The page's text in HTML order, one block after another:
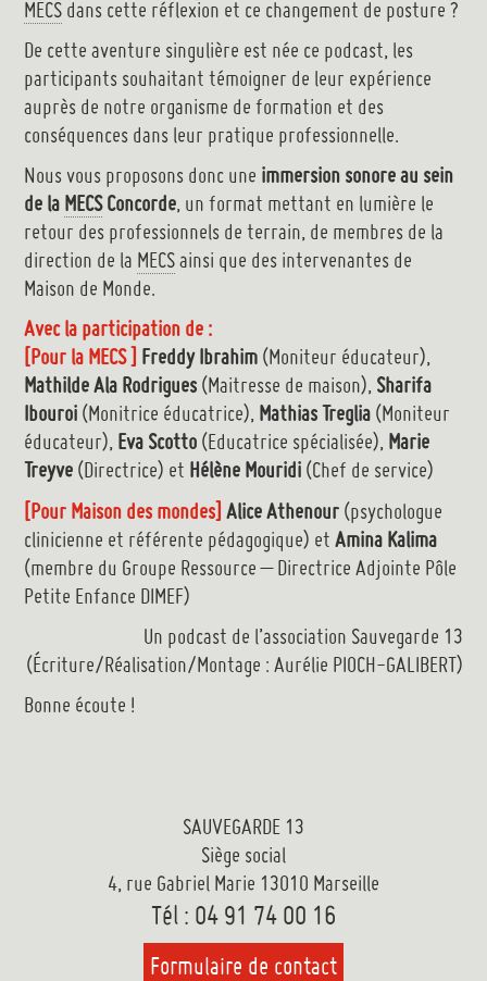
MECS dans cette réflexion et ce changement de posture ?
De cette aventure singulière est née ce podcast, les
participants souhaitant témoigner de leur expérience
auprès de notre organisme de formation et des
conséquences dans leur pratique professionnelle.
Nous vous proposons donc une immersion sonore au sein
de la MECSConcorde, un format mettant en lumière le
retour des professionnels de terrain, de membres de la
direction de la MECSainsi que des intervenantes de
Maison de Monde.
Avec la participation de :
[Pour la MECS ] Freddy Ibrahim (Moniteur éducateur),
Mathilde Ala Rodrigues (Maitresse de maison), Sharifa
Ibouroi (Monitrice éducatrice), Mathias Treglia (Moniteur
éducateur), Eva Scotto (Educatrice spécialisée), Marie
Treyve (Directrice) et Hélène Mouridi (Chef de service)
[Pour Maison des mondes] Alice Athenour (psychologue
clinicienne et référente pédagogique) etAmina Kalima
(membre du Groupe Ressource – Directrice Adjointe Pôle
Petite Enfance DIMEF)
Un podcast de l’association Sauvegarde 13
(Écriture/Réalisation/Montage : Aurélie PIOCH-GALIBERT)
Bonne écoute !
SAUVEGARDE 13
Siège social
4, rue Gabriel Marie 13010 Marseille
Tél : 04 91 74 00 16
Formulaire de contact